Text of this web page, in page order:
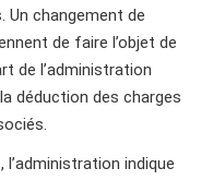
changement de
de faire l’objet de
de l’administration
déduction des charges
l’administration indique